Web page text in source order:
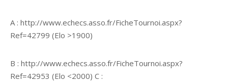
A : http://www.echecs.asso.fr/FicheTournoi.aspx?
Ref=42799 (Elo >1900)
B : http://www.echecs.asso.fr/FicheTournoi.aspx?
Ref=42953 (Elo <2000) C :